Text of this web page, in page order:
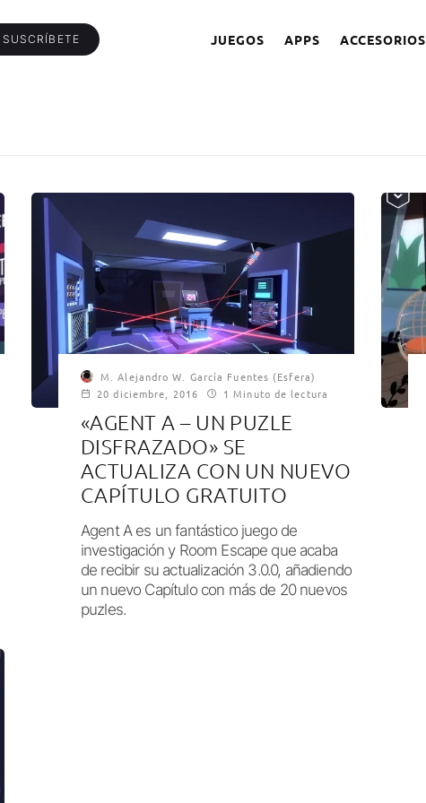
SUSCRÍBETE JUEGOS APPS ACCESORIOS
M. Alejandro W. García Fuentes (Esfera)
20 diciembre, 2016
1 Minuto de lectura
«AGENT A – UN PUZLE
DISFRAZADO» SE
ACTUALIZA CON UN NUEVO
CAPÍTULO GRATUITO
Agent A es un fantástico juego de
investigación y Room Escape que acaba
de recibir su actualización 3.0.0, añadiendo
un nuevo Capítulo con más de 20 nuevos
puzles.